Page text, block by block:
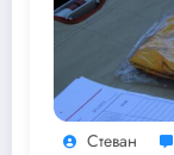
Стеван